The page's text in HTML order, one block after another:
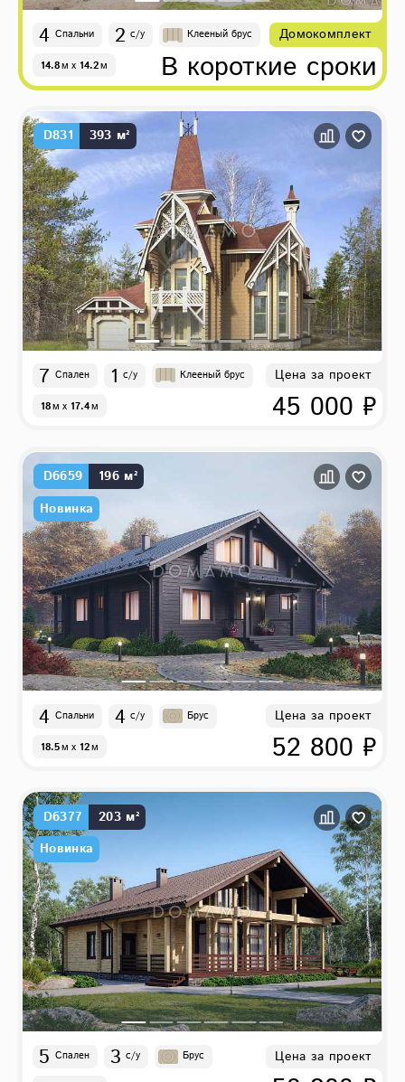
4 Спальни 2 с/у Клееный брус
14.8м x 14.2м
Домокомплект
В короткие сроки
D831 393 м²
7 Спален 1 с/у Клееный брус
18м x 17.4м
Цена за проект
45 000 ₽
D6659
196 м²
Новинка
4 Спальни 4 с/у Брус
18.5м x 12м
Цена за проект
52 800 ₽
D6377
203 м²
Новинка
5 Спален 3 с/у Брус Цена за проект